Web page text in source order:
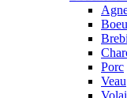
Porc
Veau